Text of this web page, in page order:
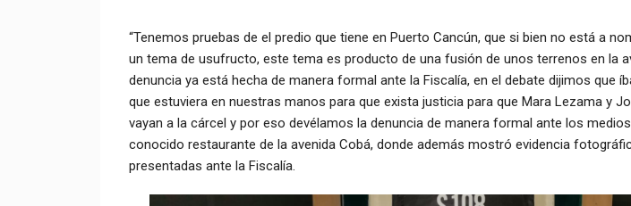
“Tenemos pruebas de el predio que tiene en Puerto Cancún, que si bien no está a
un tema de usufructo, este tema es producto de una fusión de unos terrenos en la
denuncia ya está hecha de manera formal ante la Fiscalía, en el debate dijimos que
que estuviera en nuestras manos para que exista justicia para que Mara Lezama y
vayan a la cárcel y por eso devélamos la denuncia de manera formal ante los
conocido restaurante de la avenida Cobá, donde además mostró evidencia
presentadas ante la Fiscalía.